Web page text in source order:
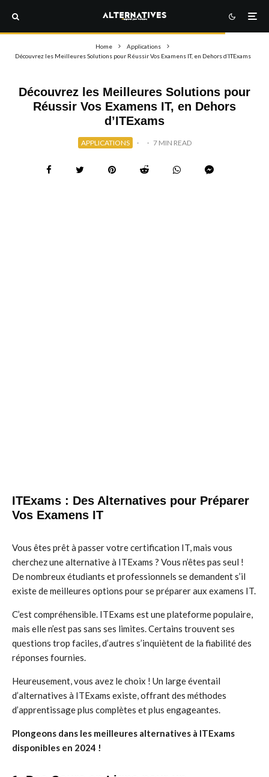
Home
Applications
Découvrez les Meilleures Solutions pour Réussir Vos Examens IT, en Dehors d’ITExams
Découvrez les Meilleures Solutions pour
Réussir Vos Examens IT, en Dehors
d’ITExams
APPLICATIONS · · 7 MIN READ
ITExams : Des Alternatives pour Préparer
Vos Examens IT
Vous êtes prêt à passer votre certification IT, mais vous
cherchez une alternative à ITExams ? Vous n’êtes pas seul !
De nombreux étudiants et professionnels se demandent s’il
existe de meilleures options pour se préparer aux examens IT.
C’est compréhensible. ITExams est une plateforme populaire,
mais elle n’est pas sans ses limites. Certains trouvent ses
questions trop faciles, d’autres s’inquiètent de la fiabilité des
réponses fournies.
Heureusement, vous avez le choix ! Un large éventail
d’alternatives à ITExams existe, offrant des méthodes
d’apprentissage plus complètes et plus engageantes.
Plongeons dans les meilleures alternatives à ITExams
disponibles en 2024 !